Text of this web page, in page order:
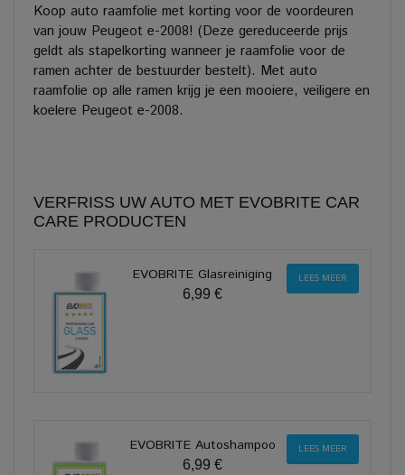
Koop auto raamfolie met korting voor de voordeuren
van jouw Peugeot e-2008! (Deze gereduceerde prijs
geldt als stapelkorting wanneer je raamfolie voor de
ramen achter de bestuurder bestelt). Met auto
raamfolie op alle ramen krijg je een mooiere, veiligere en
koelere Peugeot e-2008.
VERFRISS UW AUTO MET EVOBRITE CAR
CARE PRODUCTEN
EVOBRITE Glasreiniging
6,99 €
LEES MEER
EVOBRITE Autoshampoo
6,99 €
LEES MEER